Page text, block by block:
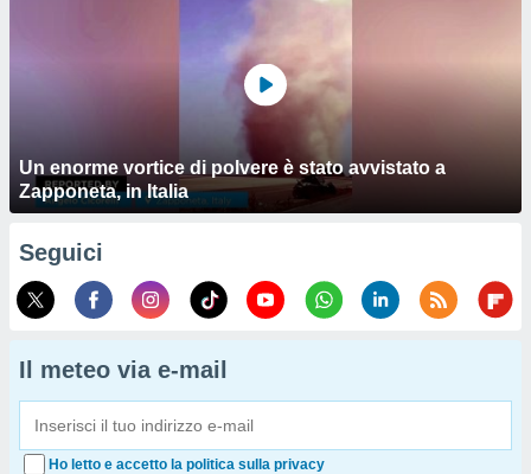
Un enorme vortice di polvere è stato avvistato a
Zapponeta, in Italia
Seguici
Il meteo via e-mail
Ho letto e accetto la politica sulla privacy